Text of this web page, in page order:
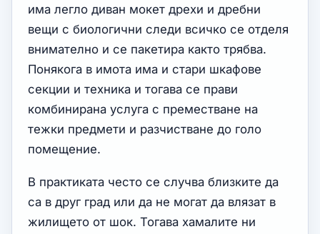
има легло диван мокет дрехи и дребни
вещи с биологични следи всичко се отделя
внимателно и се пакетира както трябва.
Понякога в имота има и стари шкафове
секции и техника и тогава се прави
комбинирана услуга с преместване на
тежки предмети и разчистване до голо
помещение.
В практиката често се случва близките да
са в друг град или да не могат да влязат в
жилището от шок. Тогава хамалите ни